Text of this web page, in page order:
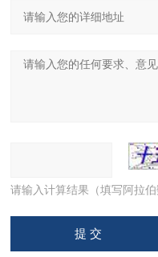
请输入计算结果（填写阿拉